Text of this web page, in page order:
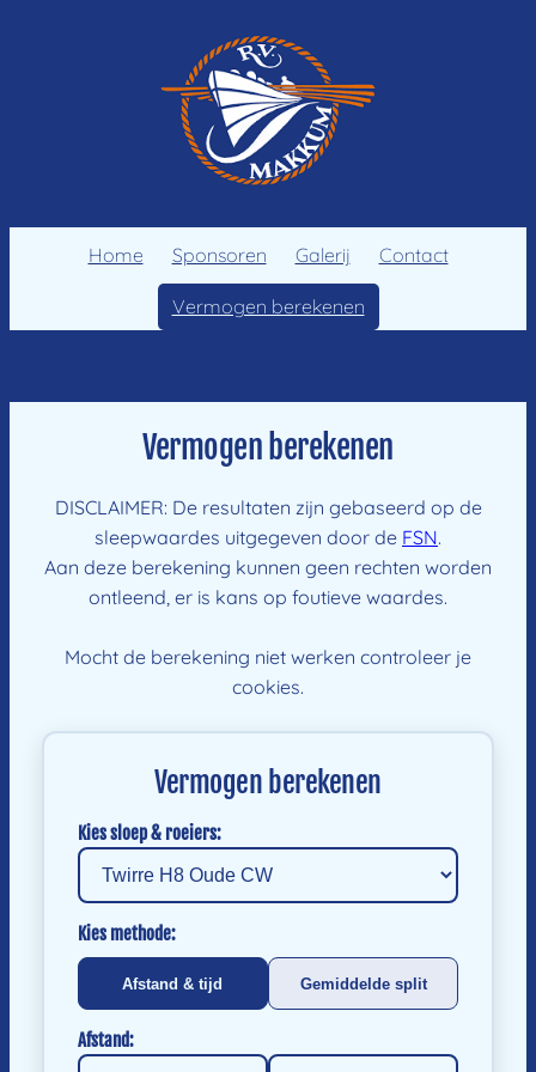
Home Sponsoren Galerij Contact
Vermogen berekenen
Vermogen berekenen
DISCLAIMER: De resultaten zijn gebaseerd op de
sleepwaardes uitgegeven door de FSN.
Aan deze berekening kunnen geen rechten worden
ontleend, er is kans op foutieve waardes.
Mocht de berekening niet werken controleer je
cookies.
Vermogen berekenen
Kies sloep & roeiers:
Kies methode:
Afstand & tijd Gemiddelde split
Afstand: